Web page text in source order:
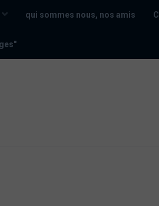
qui sommes nous, nos amis